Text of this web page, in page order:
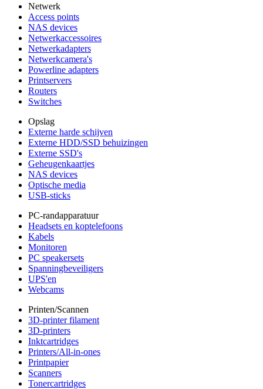
Netwerk
Access points
NAS devices
Netwerkaccessoires
Netwerkadapters
Netwerkcamera's
Powerline adapters
Printservers
Routers
Switches
Opslag
Externe harde schijven
Externe HDD/SSD behuizingen
Externe SSD's
Geheugenkaartjes
NAS devices
Optische media
USB-sticks
PC-randapparatuur
Headsets en koptelefoons
Kabels
Monitoren
PC speakersets
Spanningbeveiligers
UPS'en
Webcams
Printen/Scannen
3D-printer filament
3D-printers
Inktcartridges
Printers/All-in-ones
Printpapier
Scanners
Tonercartridges